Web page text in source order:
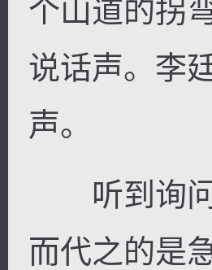
个山道的拐
说话声。李
声。
听到询问
而代之的是